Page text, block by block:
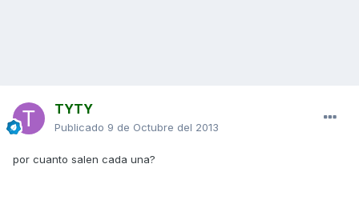
TYTY
Publicado 9 de Octubre del 2013
por cuanto salen cada una?